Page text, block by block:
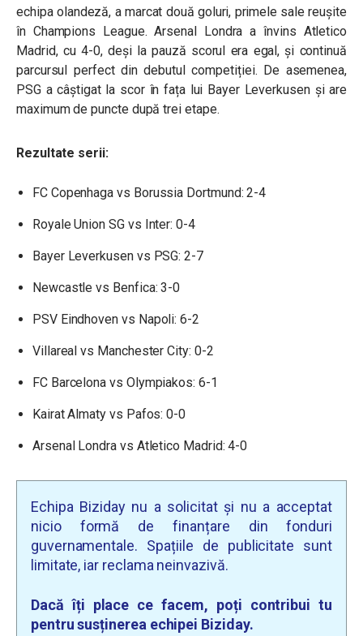
echipa olandeză, a marcat două goluri, primele sale reușite
în Champions League. Arsenal Londra a învins Atletico
Madrid, cu 4-0, deși la pauză scorul era egal, și continuă
parcursul perfect din debutul competiției. De asemenea,
PSG a câștigat la scor în fața lui Bayer Leverkusen și are
maximum de puncte după trei etape.
Rezultate serii:
FC Copenhaga vs Borussia Dortmund: 2-4
Royale Union SG vs Inter: 0-4
Bayer Leverkusen vs PSG: 2-7
Newcastle vs Benfica: 3-0
PSV Eindhoven vs Napoli: 6-2
Villareal vs Manchester City: 0-2
FC Barcelona vs Olympiakos: 6-1
Kairat Almaty vs Pafos: 0-0
Arsenal Londra vs Atletico Madrid: 4-0
Echipa Biziday nu a solicitat și nu a acceptat
nicio formă de finanțare din fonduri
guvernamentale. Spațiile de publicitate sunt
limitate, iar reclama neinvazivă.
Dacă îți place ce facem, poți contribui tu
pentru susținerea echipei Biziday.